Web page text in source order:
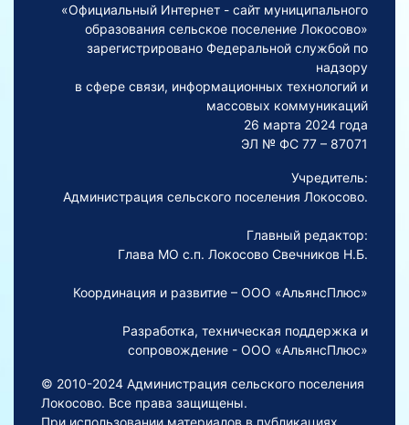
«Официальный Интернет - сайт муниципального
образования сельское поселение Локосово»
зарегистрировано Федеральной службой по
надзору
в сфере связи, информационных технологий и
массовых коммуникаций
26 марта 2024 года
ЭЛ № ФС 77 – 87071
Учредитель:
Администрация сельского поселения Локосово.
Главный редактор:
Глава МО с.п. Локосово Свечников Н.Б.
Координация и развитие – ООО «АльянсПлюс»
Разработка, техническая поддержка и
сопровождение - ООО «АльянсПлюс»
© 2010-2024 Администрация сельского поселения
Локосово. Все права защищены.
При использовании материалов в публикациях